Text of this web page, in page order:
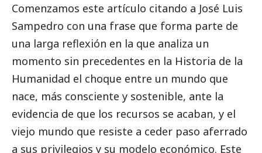
Comenzamos este artículo citando a José Luis
Sampedro con una frase que forma parte de
una larga reflexión en la que analiza un
momento sin precedentes en la Historia de la
Humanidad el choque entre un mundo que
nace, más consciente y sostenible, ante la
evidencia de que los recursos se acaban, y el
viejo mundo que resiste a ceder paso aferrado
a sus privilegios y su modelo económico. Este